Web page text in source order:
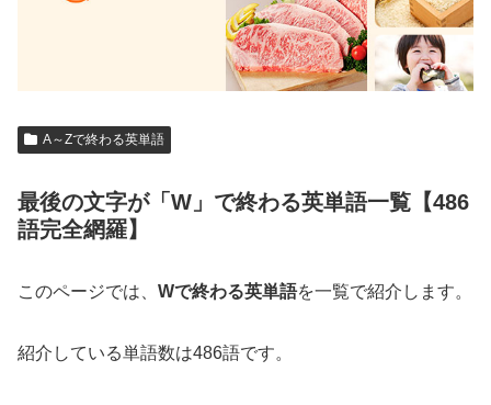
A～Zで終わる英単語
最後の文字が「W」で終わる英単語一覧【486
語完全網羅】
このページでは、 Wで終わる英単語を一覧で紹介します。
紹介している単語数は486語です。